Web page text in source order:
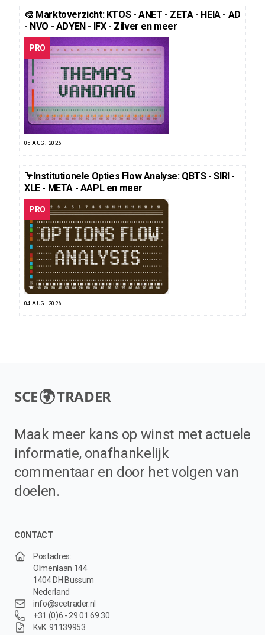
🎨 Marktoverzicht: KTOS - ANET - ZETA - HEIA - AD
- NVO - ADYEN - IFX - Zilver en meer
PRO
05 AUG. 2026
🦩Institutionele Opties Flow Analyse: QBTS - SIRI -
XLE - META - AAPL en meer
PRO
04 AUG. 2026
SCE TRADER
Maak meer kans op winst met actuele
informatie, onafhankelijk
commentaar en door het volgen van
doelen.
CONTACT
Postadres:
Olmenlaan 144
1404 DH Bussum
Nederland
info@scetrader.nl
+31 (0)6 - 29 01 69 30
KvK: 91139953